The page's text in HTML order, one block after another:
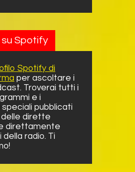
Spotify
Spotify di
per ascoltare i
Troverai tutti i
e i
pubblicati
dirette
direttamente
della radio. Ti